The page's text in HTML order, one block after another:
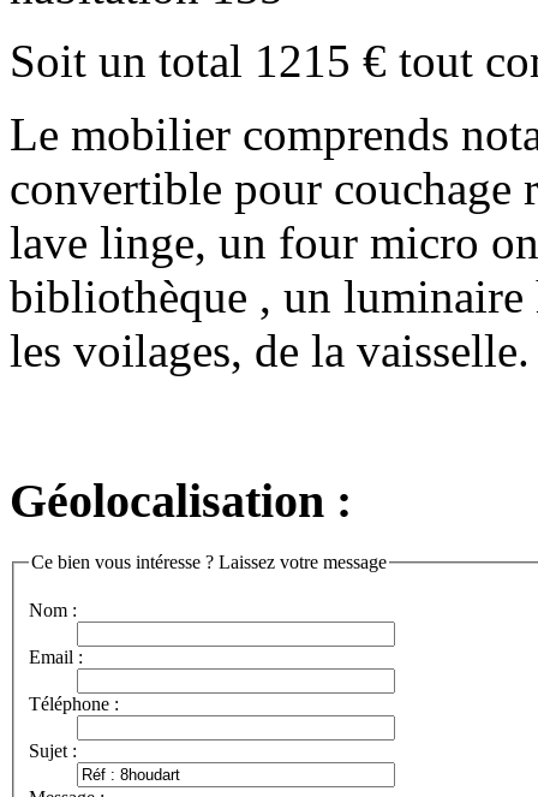
Soit un total 1215 € tout
Le mobilier comprends
convertible pour couchage
lave linge, un four micro
bibliothèque , un luminaire
les voilages, de la vaisselle.
Géolocalisation :
Ce bien vous intéresse ? Laissez votre message
Nom :
Email :
Téléphone :
Sujet :